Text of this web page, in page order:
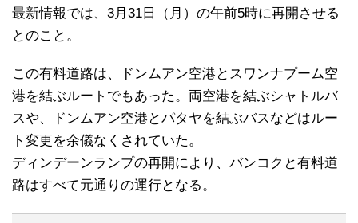
最新情報では、3月31日（月）の午前5時に再開させる
とのこと。
この有料道路は、ドンムアン空港とスワンナプーム空
港を結ぶルートでもあった。両空港を結ぶシャトルバ
スや、ドンムアン空港とパタヤを結ぶバスなどはルー
ト変更を余儀なくされていた。
ディンデーンランプの再開により、バンコクと有料道
路はすべて元通りの運行となる。